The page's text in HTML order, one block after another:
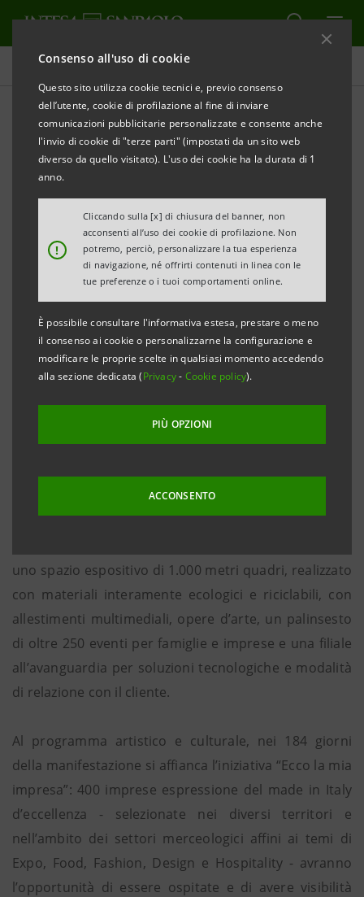
Consenso all'uso di cookie
Questo sito utilizza cookie tecnici e, previo consenso
dell’utente, cookie di profilazione al fine di inviare
comunicazioni pubblicitarie personalizzate e consente anche
l'invio di cookie di "terze parti" (impostati da un sito web
diverso da quello visitato). L'uso dei cookie ha la durata di 1
anno.
!
Cliccando sulla [x] di chiusura del banner, non
acconsenti all’uso dei cookie di profilazione. Non
potremo, perciò, personalizzare la tua esperienza
di navigazione, né offrirti contenuti in linea con le
tue preferenze o i tuoi comportamenti online.
È possibile consultare l'informativa estesa, prestare o meno
il consenso ai cookie o personalizzarne la configurazione e
modificare le proprie scelte in qualsiasi momento accedendo
alla sezione dedicata (Privacy- Cookie policy).
PIÙ OPZIONI
ACCONSENTO
Comunicati stampa
STAMPA AGGIORNA
COMUNICATO STAMPA
INTESA SANPAOLO PER EXPO 2015:
IMPRESA”
• 400 imprese espressione del made in Italy
d’eccellenza saranno ospitate all’interno dello
spazio espositivo di Intesa Sanpaolo in Expo
Milano 2015, nei sei mesi della manifestazione, per
raccontare la propria storia, organizzare incontri,
sviluppare relazioni
Milano, 13 maggio 2015. Intesa Sanpaolo è presente a
uno spazio espositivo di 1.000 metri quadri, realizzato
con materiali interamente ecologici e riciclabili, con
allestimenti multimediali, opere d’arte, un palinsesto
di oltre 250 eventi per famiglie e imprese e una filiale
all’avanguardia per soluzioni tecnologiche e modalità
di relazione con il cliente.
Al programma artistico e culturale, nei 184 giorni
della manifestazione si affianca l’iniziativa “Ecco la mia
impresa”: 400 imprese espressione del made in Italy
d’eccellenza - selezionate nei diversi territori e
nell’ambito dei settori merceologici affini ai temi di
Expo, Food, Fashion, Design e Hospitality - avranno
l’opportunità di essere ospitate e di avere visibilità